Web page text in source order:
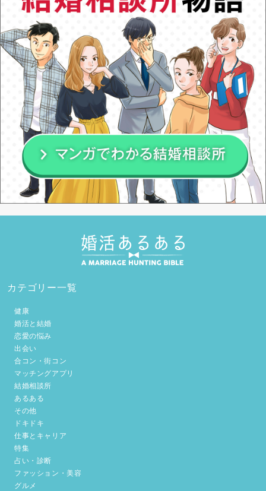
カテゴリー一覧
健康
婚活と結婚
恋愛の悩み
出会い
合コン・街コン
マッチングアプリ
結婚相談所
あるある
その他
ドキドキ
仕事とキャリア
特集
占い・診断
ファッション・美容
グルメ